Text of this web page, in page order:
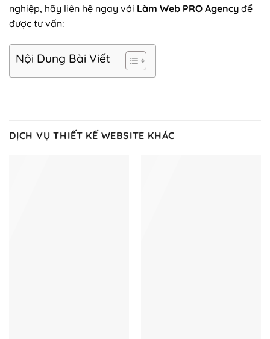
nghiệp, hãy liên hệ ngay với Làm Web PRO Agency để
được tư vấn:
Nội Dung Bài Viết
DỊCH VỤ THIẾT KẾ WEBSITE KHÁC